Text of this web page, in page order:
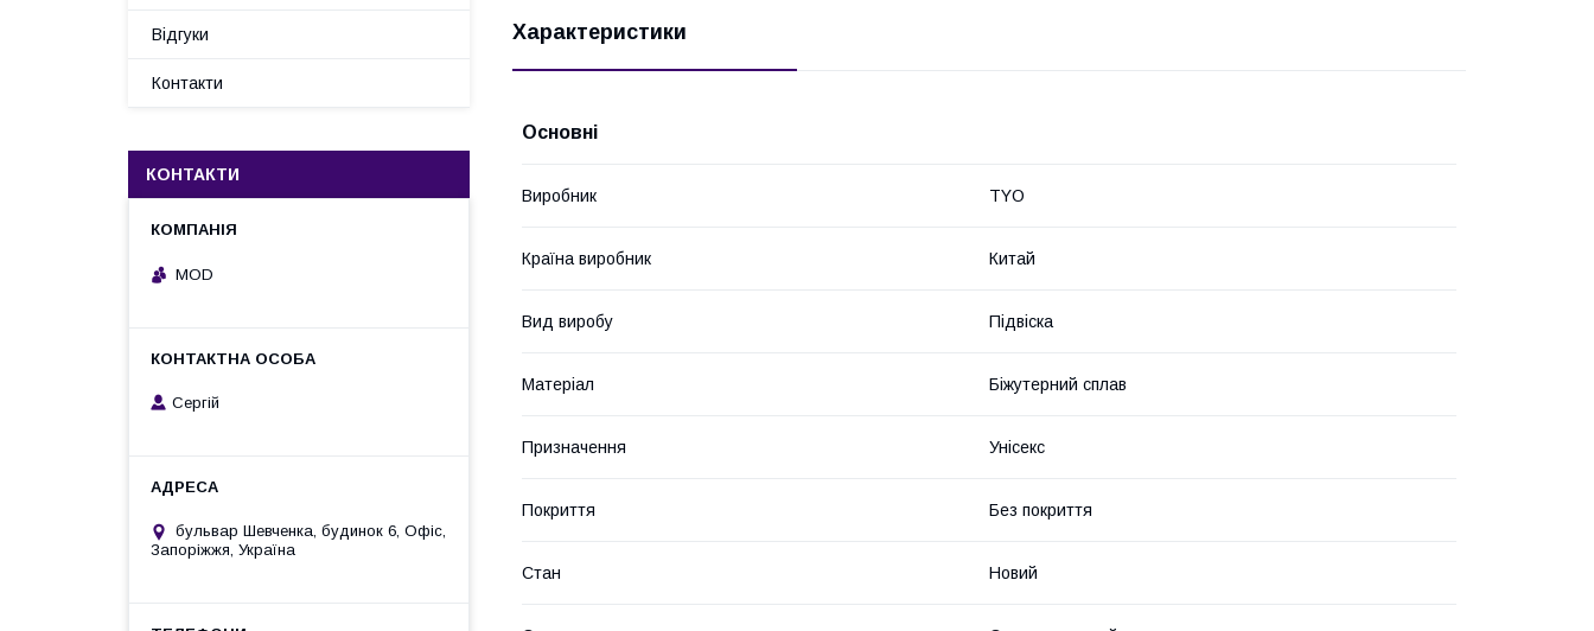
Характеристики
Основні
Виробник TYO
Країна виробник Китай
Вид виробу Підвіска
Матеріал Біжутерний сплав
Призначення Унісекс
Покриття Без покриття
Стан Новий
Відгуки
Контакти
КОНТАКТИ
MOD
Сергій
бульвар Шевченка, будинок 6, Офіс,
Запоріжжя, Україна